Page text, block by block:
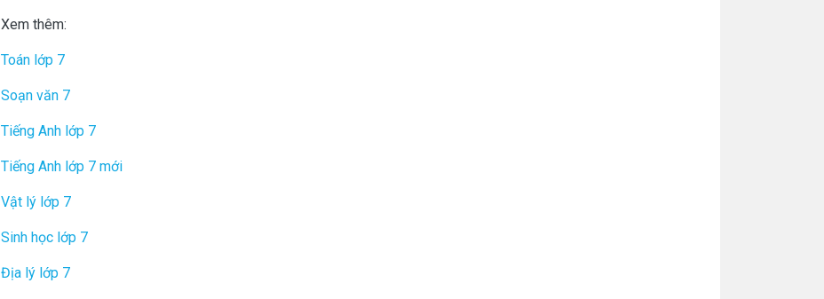
Xem thêm:
Toán lớp 7
Soạn văn 7
Tiếng Anh lớp 7
Tiếng Anh lớp 7 mới
Vật lý lớp 7
Sinh học lớp 7
Địa lý lớp 7